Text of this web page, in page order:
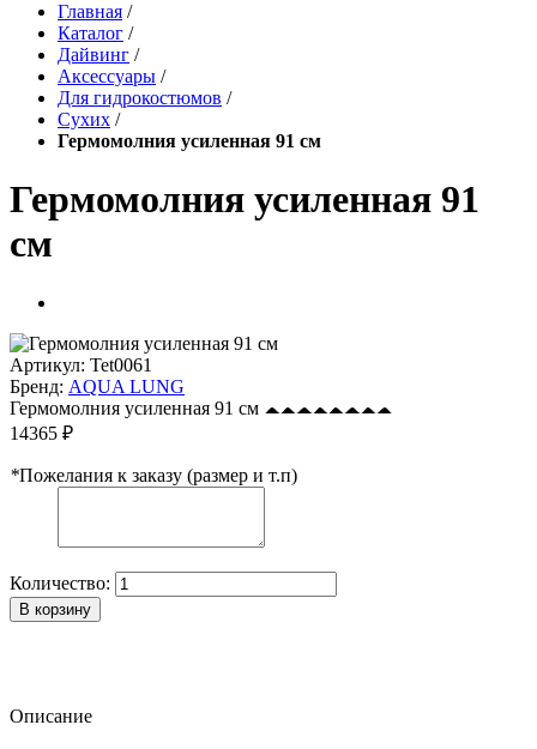
Главная /
Каталог /
Дайвинг /
Аксессуары /
Для гидрокостюмов /
Сухих /
Гермомолния усиленная 91 см
Гермомолния усиленная 91
см
Артикул: Tet0061
Бренд: AQUA LUNG
Гермомолния усиленная 91 см
14365 ₽
*Пожелания к заказу (размер и т.п)
Количество:
В корзину
Описание